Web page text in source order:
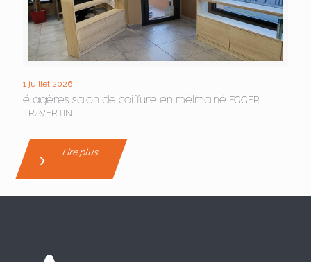
1 juillet 2026
étagères salon de coiffure en mélmainé EGGER
TRAVERTIN
Lire plus